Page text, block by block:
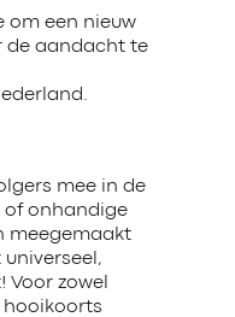
om een nieuw
de aandacht te
mee in de
of onhandige
meegemaakt
zowel
hooikoorts